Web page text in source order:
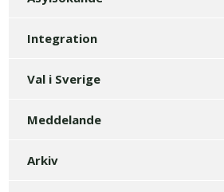
Integration
Val i Sverige
Meddelande
Arkiv